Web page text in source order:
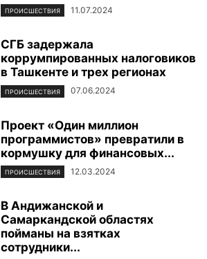
ПРОИСШЕСТВИЯ 11.07.2024
СГБ задержала
коррумпированных налоговиков
в Ташкенте и трех регионах
ПРОИСШЕСТВИЯ 07.06.2024
Проект «Один миллион
программистов» превратили в
кормушку для финансовых...
ПРОИСШЕСТВИЯ 12.03.2024
В Андижанской и
Самаркандской областях
пойманы на взятках
сотрудники...